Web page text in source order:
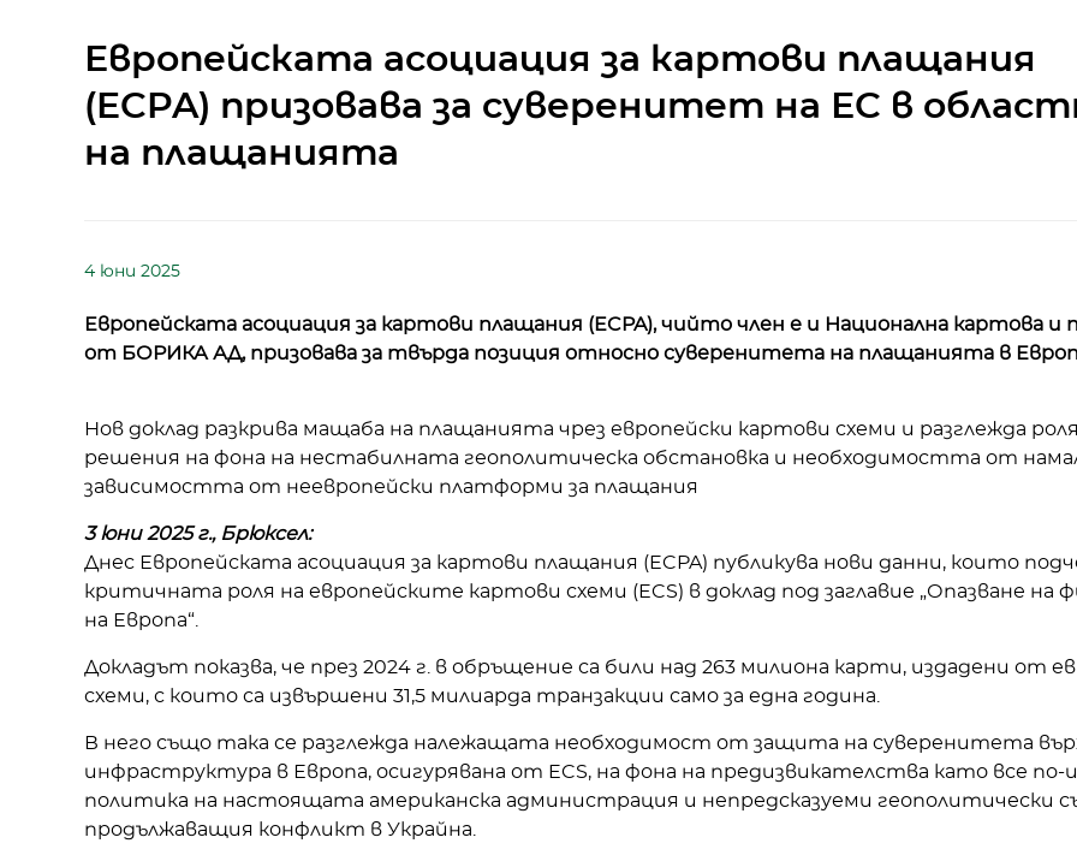
Европейската асоциация за картови плащания
(ECPA) призовава за суверенитет на ЕС в
на плащанията
4 юни 2025
Европейската асоциация за картови плащания (ECPA), чийто член е и Национална картова и
от БОРИКА АД, призовава за твърда позиция относно суверенитета на плащанията в
Нов доклад разкрива мащаба на плащанията чрез европейски картови схеми и разглежда
решения на фона на нестабилната геополитическа обстановка и необходимостта от
зависимостта от неевропейски платформи за плащания
3 юни 2025 г., Брюксел:
Днес Европейската асоциация за картови плащания (ECPA) публикува нови данни, които
критичната роля на европейските картови схеми (ECS) в доклад под заглавие „Опазване
на Европа“.
Докладът показва, че през 2024 г. в обръщение са били над 263 милиона карти, издадени от
схеми, с които са извършени 31,5 милиарда транзакции само за една година.
В него също така се разглежда належащата необходимост от защита на суверенитета
инфраструктура в Европа, осигурявана от ECS, на фона на предизвикателства като все
политика на настоящата американска администрация и непредсказуеми геополитически
продължаващия конфликт в Украйна.